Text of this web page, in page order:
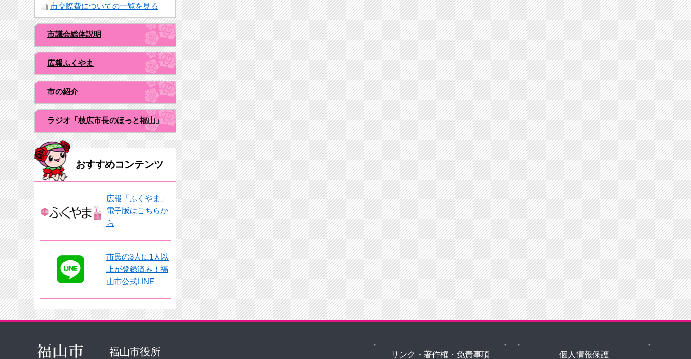
市交際費についての一覧を見る
市議会総体説明
広報ふくやま
市の紹介
ラジオ「枝広市長のほっと福山」
おすすめコンテンツ
広報「ふくやま」
電子版はこちらか
ら
市民の3人に1人以
上が登録済み！福
山市公式LINE
福山市役所 リンク・著作権・免責事項 個人情報保護